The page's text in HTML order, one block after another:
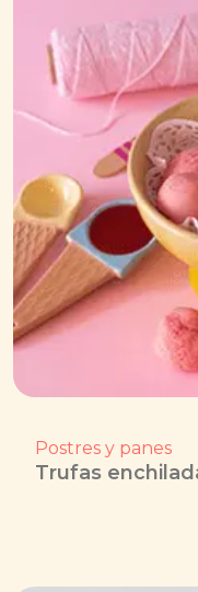
Postres y panes
Trufas